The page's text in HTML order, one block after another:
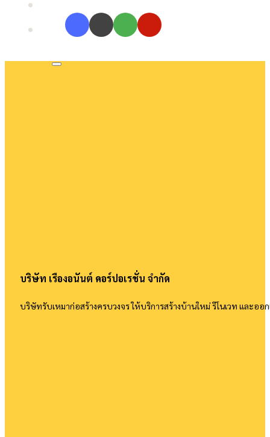
บริษัท เรืองอนันต์ คอร์ปอเรชั่น จำกัด
บริษัทรับเหมาก่อสร้างครบวงจร ให้บริการสร้างบ้านใหม่ รีโนเวท และ